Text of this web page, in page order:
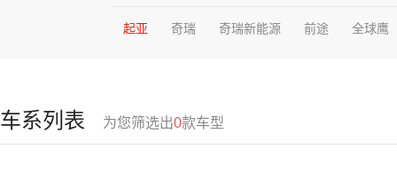
起亚 奇瑞 奇瑞新能源 前途 全球鹰
车系列表 为您筛选出0款车型